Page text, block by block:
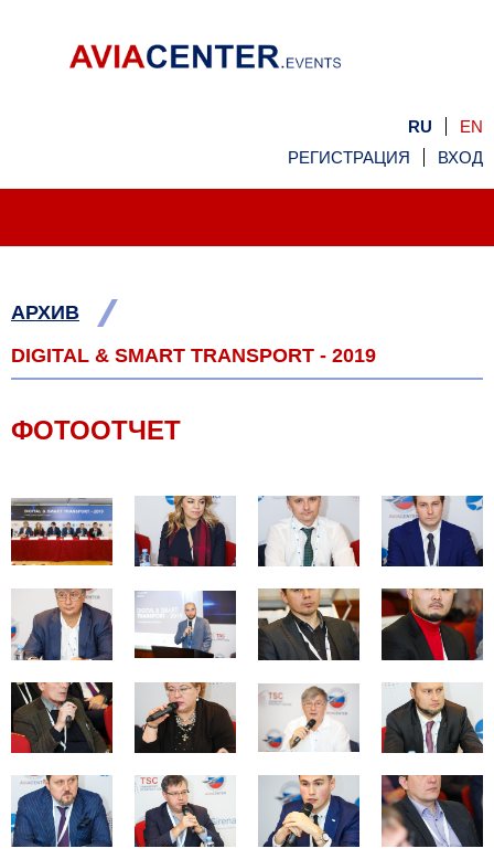
RU
EN
РЕГИСТРАЦИЯ
ВХОД
АРХИВ /
DIGITAL & SMART TRANSPORT - 2019
ФОТООТЧЕТ